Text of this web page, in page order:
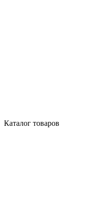
Каталог товаров